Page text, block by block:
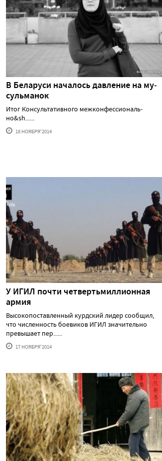
В Бе­лару­си на­чалось дав­ле­ние на му­
суль­ма­нок
Итог Кон­суль­та­тив­но­го меж­конфес­си­ональ­
но&sh......
18 НОЯБРЯ'2014
У ИГИЛ почти четвертьмиллионная
армия
Высокопоставленный курдский лидер сообщил,
что численность боевиков ИГИЛ значительно
превышает пер......
17 НОЯБРЯ'2014